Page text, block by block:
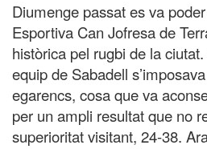
Diumenge passat es va
Esportiva Can Jofresa de
històrica pel rugbi de la
equip de Sabadell
egarencs, cosa que va
per un ampli resultat que no
superioritat visitant, 24-38.